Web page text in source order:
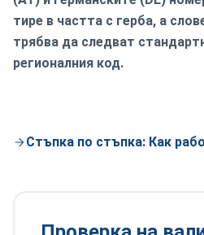
тире в частта с герба, а
трябва да следват
регионалния код.
Стъпка по стъпка: Как